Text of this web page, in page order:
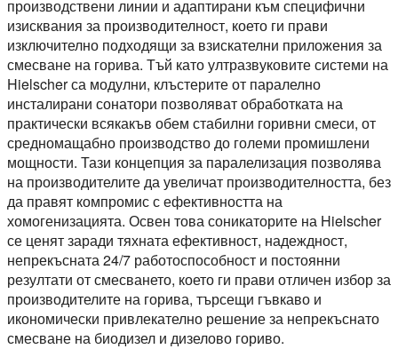
производствени линии и адаптирани към специфични
изисквания за производителност, което ги прави
изключително подходящи за взискателни приложения за
смесване на горива. Тъй като ултразвуковите системи на
Hielscher са модулни, клъстерите от паралелно
инсталирани сонатори позволяват обработката на
практически всякакъв обем стабилни горивни смеси, от
средномащабно производство до големи промишлени
мощности. Тази концепция за паралелизация позволява
на производителите да увеличат производителността, без
да правят компромис с ефективността на
хомогенизацията. Освен това соникаторите на Hielscher
се ценят заради тяхната ефективност, надеждност,
непрекъсната 24/7 работоспособност и постоянни
резултати от смесването, което ги прави отличен избор за
производителите на горива, търсещи гъвкаво и
икономически привлекателно решение за непрекъснато
смесване на биодизел и дизелово гориво.